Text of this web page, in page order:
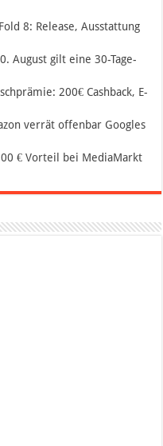
8: Release, Ausstattung
August gilt eine 30-Tage-
200€ Cashback, E-
verrät offenbar Googles
€ Vorteil bei MediaMarkt